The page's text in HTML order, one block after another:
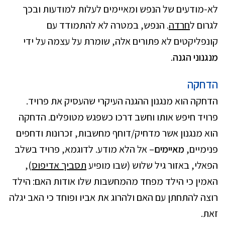
לא-מודעים של הנפש ומאיימים לעלות למודעות ובכך
לגרום לחרדה. הנפש, במטרה לא להתמודד עם
קונפליקטים לא פתורים אלה, שומרת על עצמה על ידי
מנגנוני הגנה.
הדחקה
הדחקה הוא מנגנון ההגנה העיקרי שהעסיק את פרויד.
פרויד חיפש אותו וחשב דרכו כשפגש מטופלים. הדחקה
הוא מנגנון אשר מדחיק/דוחף מחשבות, זכרונות ודחפים
פנימיים, מאיימים– אל הלא מודע. לדוגמא, פרויד בשלב
הפאלי, באזור גיל שלוש (שבו מופיעתסביך אדיפוס),
האמין כי הילד מפחד מהמחשבות שלו אודות האם: הילד
רוצה להתחתן עם האם ולהרוג את אביו ופוחד כי האב יגלה
זאת.